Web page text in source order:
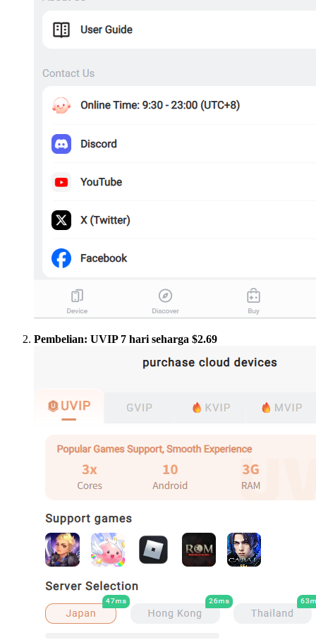
Pembelian: UVIP 7 hari seharga $2.69